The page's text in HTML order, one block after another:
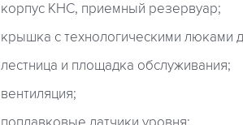
корпус КНС, приемный резервуар;
крышка с технологическими люками
лестница и площадка обслуживания;
вентиляция;